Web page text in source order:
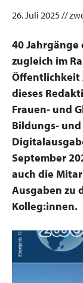
26. Juli 2025 //
40
zugleich im
Öffentlichkeit
dieses
Frauen- und
Bildungs-
September
auch die
Ausgaben zu
Kolleg:innen.